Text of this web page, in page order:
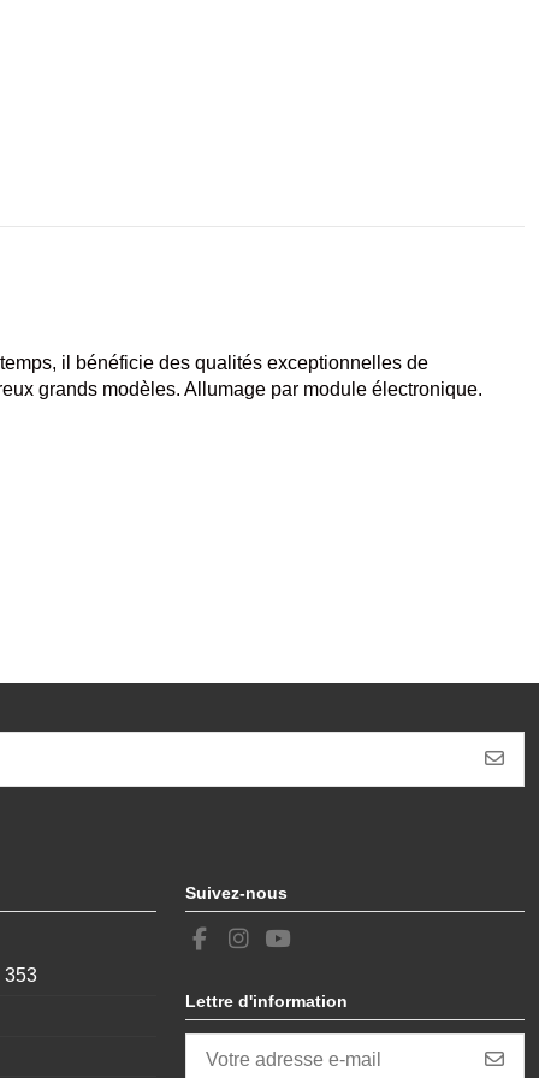
il bénéficie des qualités exceptionnelles de
grands modèles. Allumage par module électronique.
353
Suivez-nous
Lettre d'information